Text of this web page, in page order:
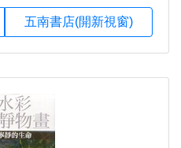
五南書店(開新視窗)